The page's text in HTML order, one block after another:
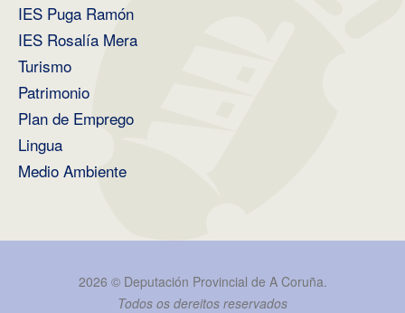
IES Puga Ramón
IES Rosalía Mera
Turismo
Patrimonio
Plan de Emprego
Lingua
Medio Ambiente
2026 © Deputación Provincial de A Coruña.
Todos os dereitos reservados